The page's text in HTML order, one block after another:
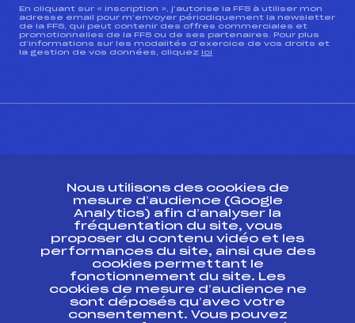
En cliquant sur « inscription », j’autorise la FFS à utiliser mon
adresse email pour m’envoyer périodiquement la newsletter
de la FFS, qui peut contenir des offres commerciales et
promotionnelles de la FFS ou de ses partenaires. Pour plus
d’informations sur les modalités d’exercice de vos droits et
la gestion de vos données, cliquez ici
Ressources
Pass’Neige
Projet sportif fédéral
Projet de performance fédéral
Antidopage
Nous utilisons des cookies de
mesure d’audience (Google
Analytics) afin d’analyser la
fréquentation du site, vous
proposer du contenu vidéo et les
performances du site, ainsi que des
cookies permettant le
fonctionnement du site. Les
cookies de mesure d’audience ne
sont déposés qu’avec votre
consentement. Vous pouvez